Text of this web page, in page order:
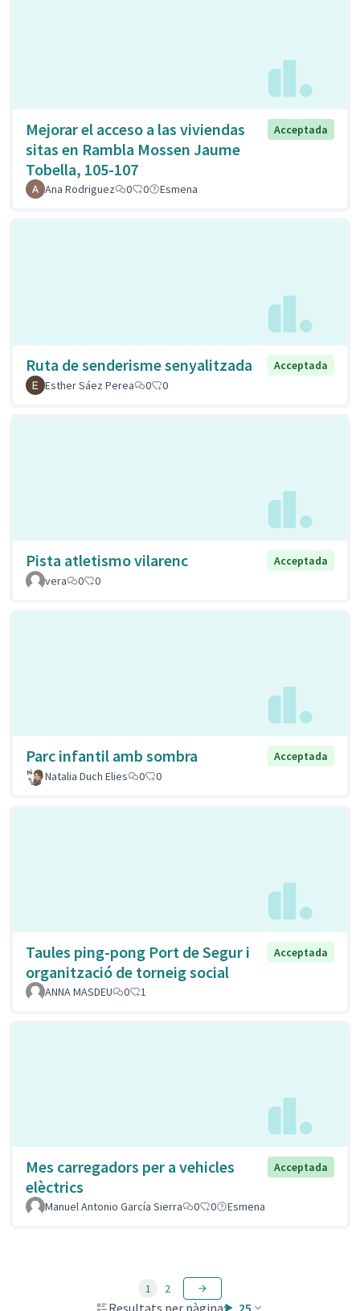
Mejorar el acceso a las viviendas
sitas en Rambla Mossen Jaume
Tobella, 105-107
Acceptada
Ana Rodriguez 0 0 Esmena
Ruta de senderisme senyalitzada
Acceptada
Esther Sáez Perea
0 0
Pista atletismo vilarenc
Acceptada
vera
0 0
Parc infantil amb sombra
Acceptada
Natalia Duch Elies
0 0
Taules ping-pong Port de Segur i
organització de torneig social
Acceptada
ANNA MASDEU 0 1
Mes carregadors per a vehicles
elèctrics
Acceptada
Manuel Antonio García Sierra 0 0 Esmena
Resultats per pàgina: 25
1 2